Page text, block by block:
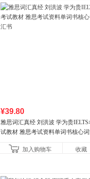
¥39.80
雅思词汇真经 刘洪波 学为贵IELTS
试教材 雅思考试资料单词书核心
加入购物车
收藏